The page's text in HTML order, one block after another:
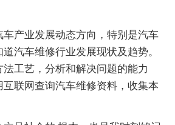
车产业发展动态方向，特别是汽车
汽车维修行业发展现状及趋势。
工艺，分析和解决问题的能力
联网查询汽车维修资料，收集本